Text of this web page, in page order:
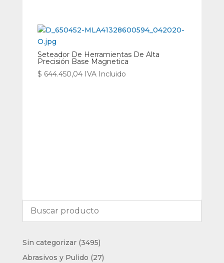
Seteador De Herramientas De Alta
Precisión Base Magnetica
$ 644.450,04 IVA Incluido
Sin categorizar 34953495
productos
Abrasivos y Pulido 2727